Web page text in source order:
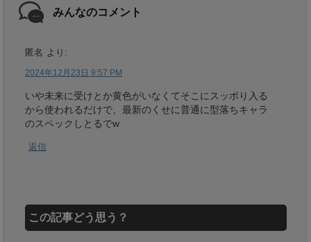
みんなのコメント
匿名 より:
2024年12月23日 9:57 PM
いや未来に受けとか黄色がいなくてそこにスッポり入る
から使われるだけで、最新のくせに普通に型落ちキャラ
のスペックしとるでw
返信
この記事どう思う？